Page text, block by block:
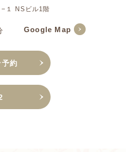
１ NSビル1階
Google Map
約